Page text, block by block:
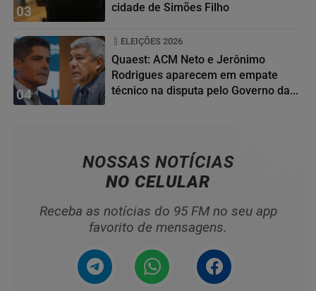
03
cidade de Simões Filho
04
ELEIÇÕES 2026
Quaest: ACM Neto e Jerônimo
Rodrigues aparecem em empate
técnico na disputa pelo Governo da...
NOSSAS NOTÍCIAS
NO CELULAR
Receba as notícias do 95 FM no seu app
favorito de mensagens.